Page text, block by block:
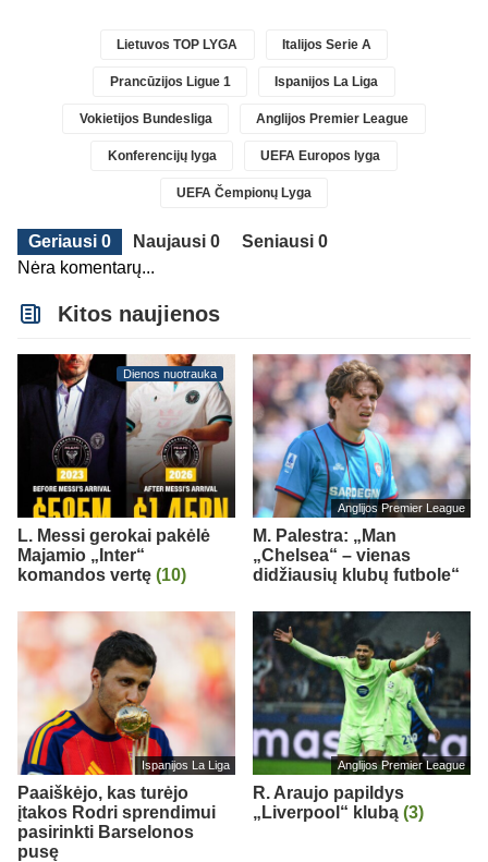
Lietuvos TOP LYGA Italijos Serie A
Prancūzijos Ligue 1 Ispanijos La Liga
Vokietijos Bundesliga Anglijos Premier League
Konferencijų lyga UEFA Europos lyga
UEFA Čempionų Lyga
Geriausi 0 Naujausi 0
Seniausi 0
Nėra komentarų...
Kitos naujienos
Dienos nuotrauka
L. Messi gerokai pakėlė
Majamio „Inter“
komandos vertę (10)
Anglijos Premier League
M. Palestra: „Man
„Chelsea“ – vienas
didžiausių klubų futbole“
Ispanijos La Liga
Paaiškėjo, kas turėjo
įtakos Rodri sprendimui
pasirinkti Barselonos
pusę
Anglijos Premier League
R. Araujo papildys
„Liverpool“ klubą (3)